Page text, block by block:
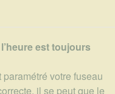
est toujours
votre fuseau
il se peut que le